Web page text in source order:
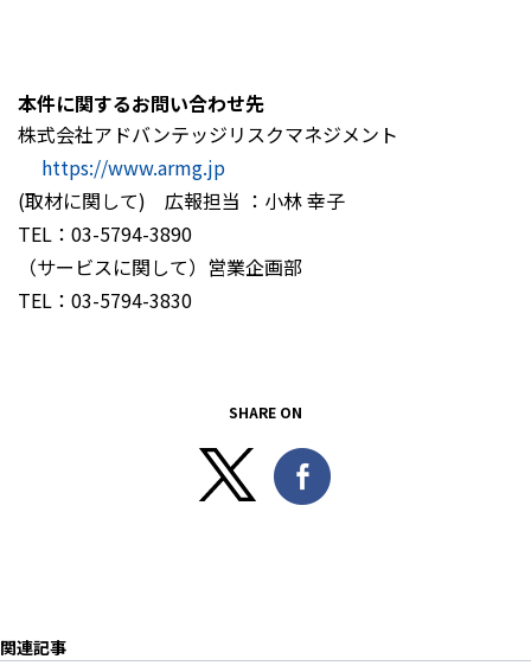
本件に関するお問い合わせ先
株式会社アドバンテッジリスクマネジメント
https://www.armg.jp
(取材に関して) 広報担当 ：小林 幸子
TEL：03-5794-3890
（サービスに関して）営業企画部
TEL：03-5794-3830
SHARE ON
関連記事